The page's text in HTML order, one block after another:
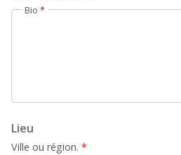
TuneTempo
Bio *
Lieu
Ville ou région. *